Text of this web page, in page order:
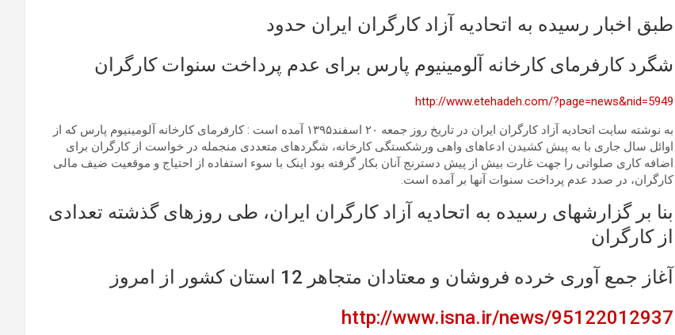
طبق اخبار رسیده به اتحادیه آزاد کارگران ایران حدود
شگرد کارفرمای کارخانه آلومینیوم پارس برای عدم پرداخت سنوات کارگران
http://www.etehadeh.com/?page=news&nid=5949
به نوشته سایت اتحادیه آزاد کارگران ایران در تاریخ روز جمعه ۲۰ اسفند۱۳۹۵ آمده است : کارفرمای کارخانه آلومینیوم پارس که از
اوائل سال جاری با به پیش کشیدن ادعاهای واهی ورشکستگی کارخانه، شگردهای متعددی منجمله در خواست از کارگران برای
اضافه کاری صلواتی را جهت غارت بیش از پیش دسترنج آنان بکار گرفته بود اینک با سوء استفاده از احتیاج و موقعیت ضیف مالی
کارگران، در صدد عدم پرداخت سنوات آنها بر آمده است.
بنا بر گزارشهای رسیده به اتحادیه آزاد کارگران ایران، طی روزهای گذشته تعدادی
از کارگران
آغاز جمع آوری خرده فروشان و معتادان متجاهر 12 استان کشور از امروز
http://www.isna.ir/news/95122012937